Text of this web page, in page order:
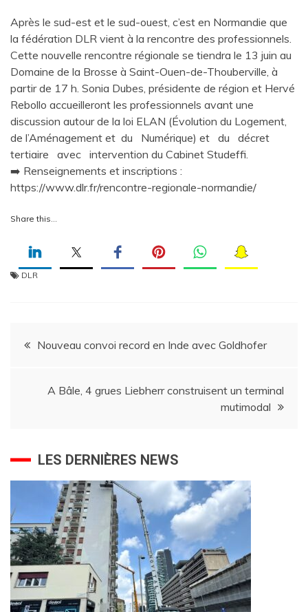
Après le sud-est et le sud-ouest, c’est en Normandie que
la fédération DLR vient à la rencontre des professionnels.
Cette nouvelle rencontre régionale se tiendra le 13 juin au
Domaine de la Brosse à Saint-Ouen-de-Thouberville, à
partir de 17 h. Sonia Dubes, présidente de région et Hervé
Rebollo accueilleront les professionnels avant une
discussion autour de la loi ELAN (Évolution du Logement,
de l’Aménagement et du Numérique) et du décret
tertiaire avec intervention du Cabinet Studeffi.
➡️ Renseignements et inscriptions :
https://www.dlr.fr/rencontre-regionale-normandie/
Share this…
DLR
Navigation
l’article
Nouveau convoi record en Inde avec Goldhofer
A Bâle, 4 grues Liebherr construisent un terminal
mutimodal
LES DERNIÈRES NEWS